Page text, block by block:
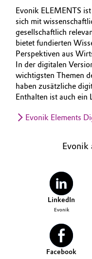
Evonik ELEMENTS
sich mit
gesellschaftlich
bietet fundierten
Perspektiven aus
In der digitalen
wichtigsten Themen
haben zusätzliche
Enthalten ist auch
Evonik Elements
Evonik
LinkedIn
Evonik
Facebook